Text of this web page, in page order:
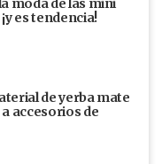
moda de las mini
es tendencia!
de yerba mate
accesorios de